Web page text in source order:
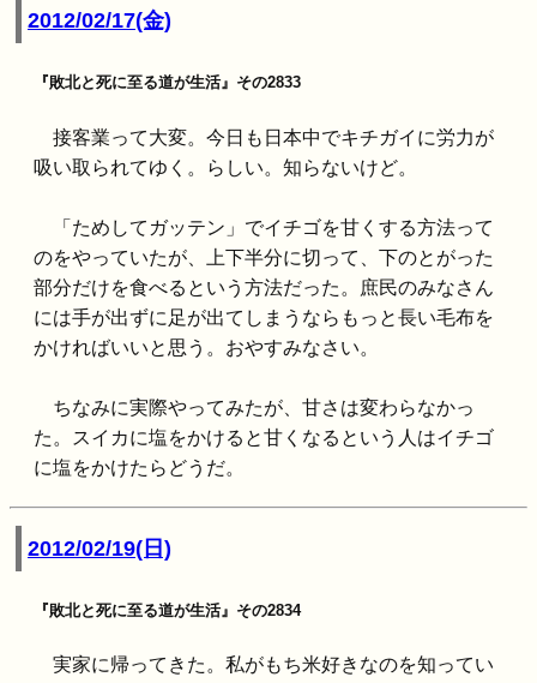
2012/02/17(金)
『敗北と死に至る道が生活』その2833
接客業って大変。今日も日本中でキチガイに労力が
吸い取られてゆく。らしい。知らないけど。
「ためしてガッテン」でイチゴを甘くする方法って
のをやっていたが、上下半分に切って、下のとがった
部分だけを食べるという方法だった。庶民のみなさん
には手が出ずに足が出てしまうならもっと長い毛布を
かければいいと思う。おやすみなさい。
ちなみに実際やってみたが、甘さは変わらなかっ
た。スイカに塩をかけると甘くなるという人はイチゴ
に塩をかけたらどうだ。
2012/02/19(日)
『敗北と死に至る道が生活』その2834
実家に帰ってきた。私がもち米好きなのを知ってい